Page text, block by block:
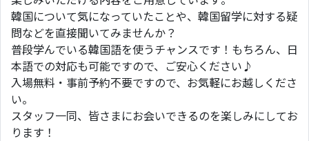
韓国について気になっていたことや、韓国留学に対する疑
問などを直接聞いてみませんか？
普段学んでいる韓国語を使うチャンスです！もちろん、日
本語での対応も可能ですので、ご安心ください♪
入場無料・事前予約不要ですので、お気軽にお越しくださ
い。
スタッフ一同、皆さまにお会いできるのを楽しみにしてお
ります！